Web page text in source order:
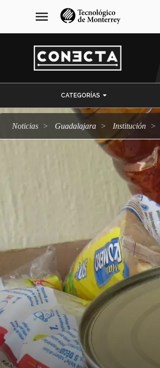
navegación
principal
menu
CATEGORÍAS
Noticias Guadalajara Institución